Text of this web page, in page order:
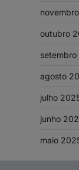
outubro
agosto
julho
junho
maio